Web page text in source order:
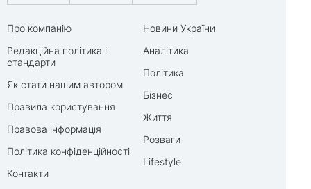
Про компанію
Редакційна політика і
стандарти
Як стати нашим автором
Правила користування
Правова інформація
Політика конфіденційності
Контакти
Новини України
Аналітика
Політика
Бізнес
Життя
Розваги
Lifestyle